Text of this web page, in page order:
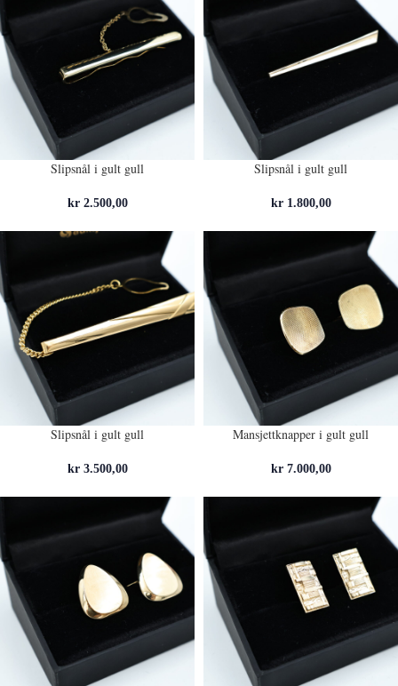
Slipsnål i gult gull
kr2.500,00
Slipsnål i gult gull
kr1.800,00
Slipsnål i gult gull
kr3.500,00
Mansjettknapper i gult gull
kr7.000,00